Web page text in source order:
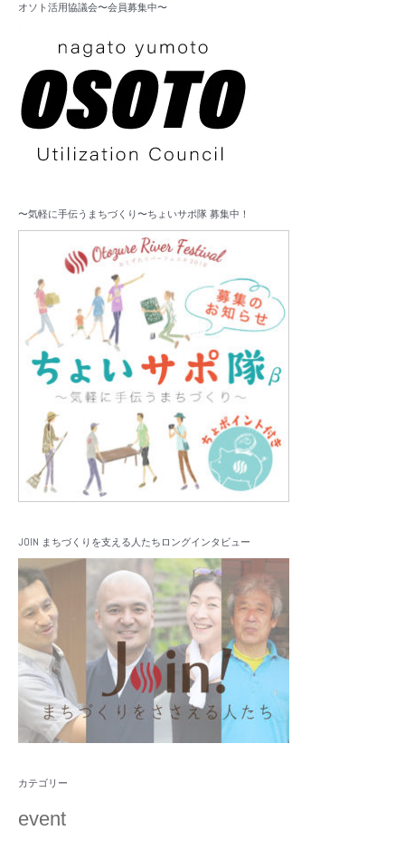
オソト活用協議会〜会員募集中〜
〜気軽に手伝うまちづくり〜ちょいサポ隊 募集中！
JOIN まちづくりを支える人たちロングインタビュー
カテゴリー
event